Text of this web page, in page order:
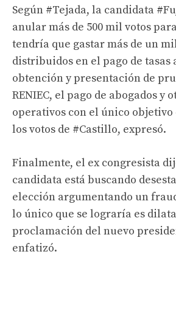
Según #Tejada, la candidata
anular más de 500 mil votos
tendría que gastar más de un
distribuidos en el pago de tasas
obtención y presentación de
RENIEC, el pago de abogados y
operativos con el único objetivo
los votos de #Castillo, expresó.
Finalmente, el ex congresista
candidata está buscando
elección argumentando un
lo único que se lograría es
proclamación del nuevo
enfatizó.